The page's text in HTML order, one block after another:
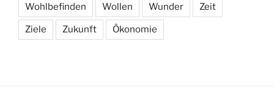
Wohlbefinden Wollen Wunder Zeit
Ziele Zukunft Ökonomie